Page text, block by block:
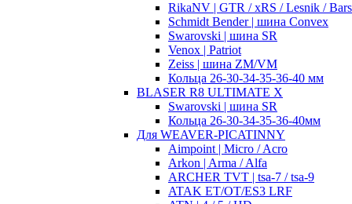
RikaNV | GTR / xRS / Lesnik /
Schmidt Bender | шина Convex
Swarovski | шина SR
Venox | Patriot
Zeiss | шина ZM/VM
Кольца 26-30-34-35-36-40 мм
BLASER R8 ULTIMATE X
Swarovski | шина SR
Кольца 26-30-34-35-36-40мм
Для WEAVER-PICATINNY
Aimpoint | Micro / Acro
Arkon | Arma / Alfa
ARCHER TVT | tsa-7 / tsa-9
ATAK ET/OT/ES3 LRF